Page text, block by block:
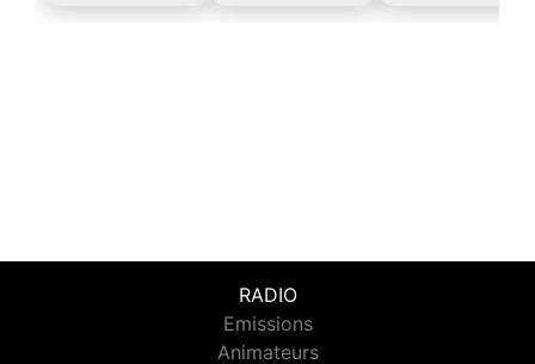
RADIO
Emissions
Animateurs